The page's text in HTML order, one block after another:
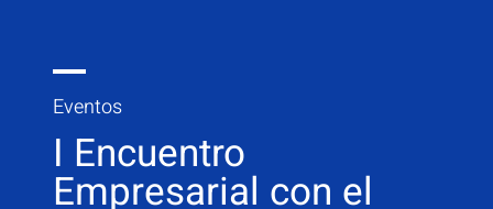
Eventos
I Encuentro
Empresarial con el